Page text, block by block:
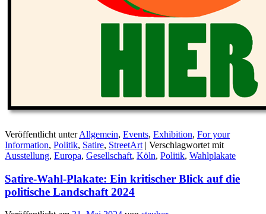
Veröffentlicht unter Allgemein, Events, Exhibition, For your
Information, Politik, Satire, StreetArt | Verschlagwortet mit
Ausstellung, Europa, Gesellschaft, Köln, Politik, Wahlplakate
Satire-Wahl-Plakate: Ein kritischer Blick auf die
politische Landschaft 2024